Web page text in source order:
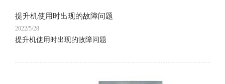
提升机使用时出现的故障问题
2022/5/28
提升机使用时出现的故障问题